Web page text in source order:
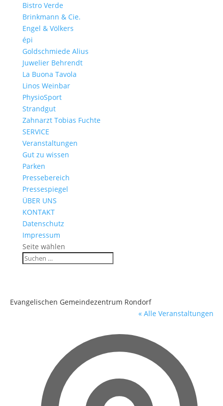
Bistro Verde
Brinkmann & Cie.
Engel & Völkers
épi
Goldschmiede Alius
Juwelier Behrendt
La Buona Tavola
Linos Weinbar
PhysioSport
Strandgut
Zahnarzt Tobias Fuchte
SERVICE
Veranstaltungen
Gut zu wissen
Parken
Pressebereich
Pressespiegel
ÜBER UNS
KONTAKT
Datenschutz
Impressum
Seite wählen
Evangelischen Gemeindezentrum Rondorf
« Alle Veranstaltungen